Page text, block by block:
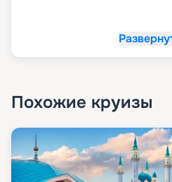
Похожие круизы